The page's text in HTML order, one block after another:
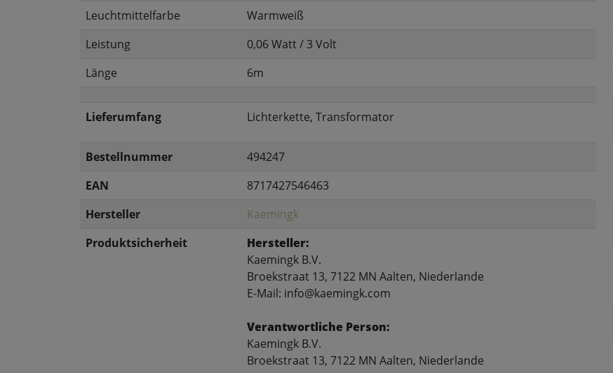
Leuchtmittelfarbe
Warmweiß
Leistung
0,06 Watt / 3 Volt
Länge
6m
Lieferumfang Lichterkette, Transformator
Bestellnummer
494247
EAN
8717427546463
Hersteller
Kaemingk
Produktsicherheit
Hersteller:
Kaemingk B.V.
Broekstraat 13, 7122 MN Aalten, Niederlande
E-Mail: info@kaemingk.com
Verantwortliche Person:
Kaemingk B.V.
Broekstraat 13, 7122 MN Aalten, Niederlande